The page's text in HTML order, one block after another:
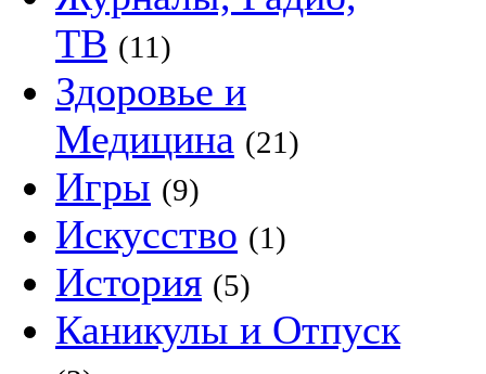
ТВ (11)
Здоровье и
Медицина (21)
Игры (9)
Искусство (1)
История (5)
Каникулы и Отпуск